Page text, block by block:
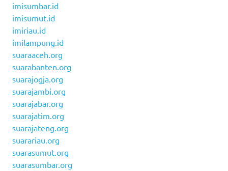
imisumbar.id
imisumut.id
imiriau.id
imilampung.id
suaraaceh.org
suarabanten.org
suarajogja.org
suarajambi.org
suarajabar.org
suarajatim.org
suarajateng.org
suarariau.org
suarasumut.org
suarasumbar.org